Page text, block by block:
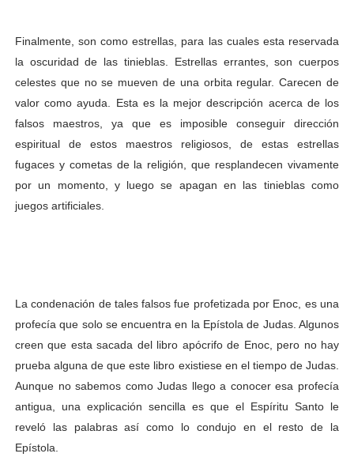
Finalmente, son como estrellas, para las cuales esta reservada
la oscuridad de las tinieblas. Estrellas errantes, son cuerpos
celestes que no se mueven de una orbita regular. Carecen de
valor como ayuda. Esta es la mejor descripción acerca de los
falsos maestros, ya que es imposible conseguir dirección
espiritual de estos maestros religiosos, de estas estrellas
fugaces y cometas de la religión, que resplandecen vivamente
por un momento, y luego se apagan en las tinieblas como
juegos artificiales.
La condenación de tales falsos fue profetizada por Enoc, es una
profecía que solo se encuentra en la Epístola de Judas. Algunos
creen que esta sacada del libro apócrifo de Enoc, pero no hay
prueba alguna de que este libro existiese en el tiempo de Judas.
Aunque no sabemos como Judas llego a conocer esa profecía
antigua, una explicación sencilla es que el Espíritu Santo le
reveló las palabras así como lo condujo en el resto de la
Epístola.